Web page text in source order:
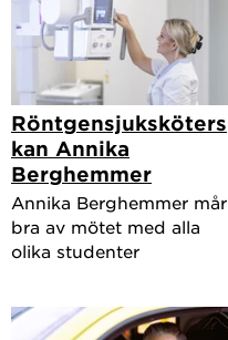
Röntgensjuksköters
kan Annika
Berghemmer
Annika Berghemmer mår
bra av mötet med alla
olika studenter